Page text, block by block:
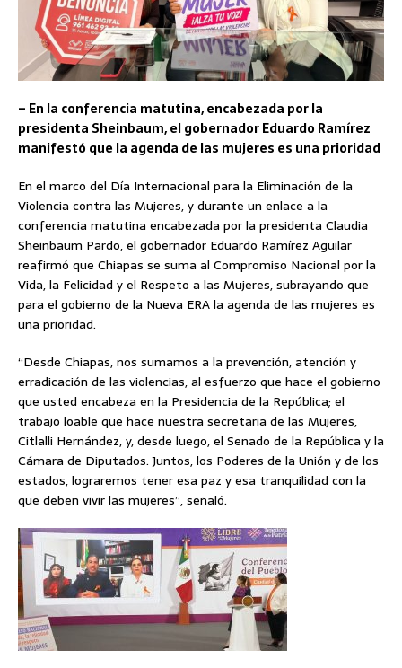
– En la conferencia matutina, encabezada por la
presidenta Sheinbaum, el gobernador Eduardo Ramírez
manifestó que la agenda de las mujeres es una prioridad
En el marco del Día Internacional para la Eliminación de la
Violencia contra las Mujeres, y durante un enlace a la
conferencia matutina encabezada por la presidenta Claudia
Sheinbaum Pardo, el gobernador Eduardo Ramírez Aguilar
reafirmó que Chiapas se suma al Compromiso Nacional por la
Vida, la Felicidad y el Respeto a las Mujeres, subrayando que
para el gobierno de la Nueva ERA la agenda de las mujeres es
una prioridad.
“Desde Chiapas, nos sumamos a la prevención, atención y
erradicación de las violencias, al esfuerzo que hace el gobierno
que usted encabeza en la Presidencia de la República; el
trabajo loable que hace nuestra secretaria de las Mujeres,
Citlalli Hernández, y, desde luego, el Senado de la República y la
Cámara de Diputados. Juntos, los Poderes de la Unión y de los
estados, lograremos tener esa paz y esa tranquilidad con la
que deben vivir las mujeres”, señaló.